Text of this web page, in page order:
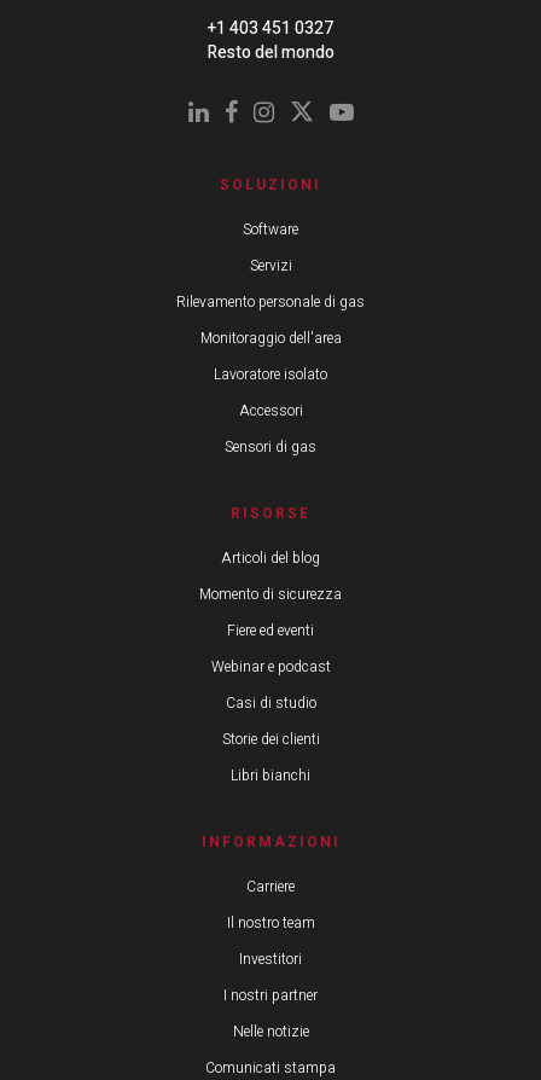
+1 403 451 0327
Resto del mondo
SOLUZIONI
Software
Servizi
Rilevamento personale di gas
Monitoraggio dell'area
Lavoratore isolato
Accessori
Sensori di gas
RISORSE
Articoli del blog
Momento di sicurezza
Fiere ed eventi
Webinar e podcast
Casi di studio
Storie dei clienti
Libri bianchi
INFORMAZIONI
Carriere
Il nostro team
Investitori
I nostri partner
Nelle notizie
Comunicati stampa